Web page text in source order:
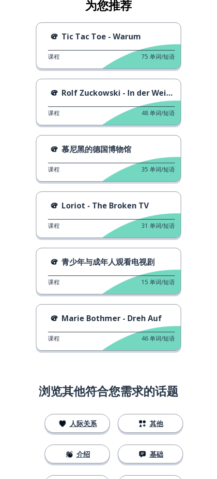
为您推荐
Tic Tac Toe - Warum
课程 75 单词/短语
Rolf Zuckowski - In der Weihnachtsbäckerei
课程 48单词/短语
慕尼黑的德国博物馆
课程 35 单词/短语
Loriot - The Broken TV
课程 31 单词/短语
青少年与成年人观看电视剧
课程 15 单词/短语
Marie Bothmer - Dreh Auf
课程 46单词/短语
浏览其他符合您需求的话题
人际关系
介绍
其他
基础